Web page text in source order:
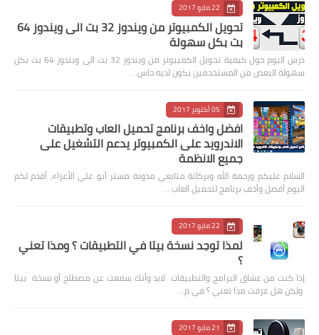
22 مايو 2017
تحويل الكمبيوتر من ويندوز 32 بت الى ويندوز 64
بت بكل سهولة
درس اليوم حول كيفية تحويل الكمبيوتر من ويندوز 32 بت الى ويندوز 64 بت بكل
سهولة البعض من المستخدمين يكون لديه حاس…
05 أكتوبر 2017
افضل واخف برنامج تحميل العاب وتطبيقات
الاندرويد على الكمبيوتر يدعم التشغيل على
جميع الانظمة
السلام عليكم ورحمة الله وبركاتة متابعي مدونة مستر أبو علي الأعزاء، أقدم لكم
اليوم أفضل وأخف برنامج لتحميل العاب …
22 مايو 2017
لمذا توجد نسخة بيتا في التطبيقات ؟ ومذا تعني
؟
إذا كنت من عشاق البرامج والتطبيقات لابد وأنك سمعت عن مصطلح أو نسخة بيتا
ولكن هل عرفت مذا تعني ؟ في م…
21 مايو 2017